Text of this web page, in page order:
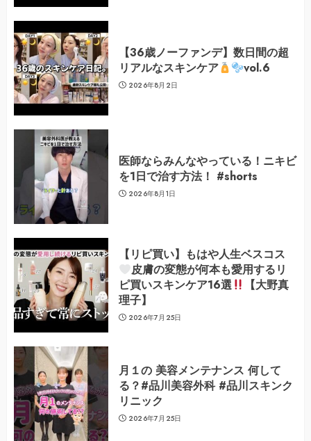
【36歳ノーファンデ】数日間の超
リアルなスキンケア
vol.6
2026年8月2日
医師ならみんなやっている！ニキビ
を1日で治す方法！ #shorts
2026年8月1日
【リピ買い】もはや人生ベスコス
皮膚の変態が何本も愛用するリ
ピ買いスキンケア16選
【大野真
理子】
2026年7月25日
月１の 美容メンテナンス 何して
る？#品川美容外科 #品川スキンク
リニック
2026年7月25日